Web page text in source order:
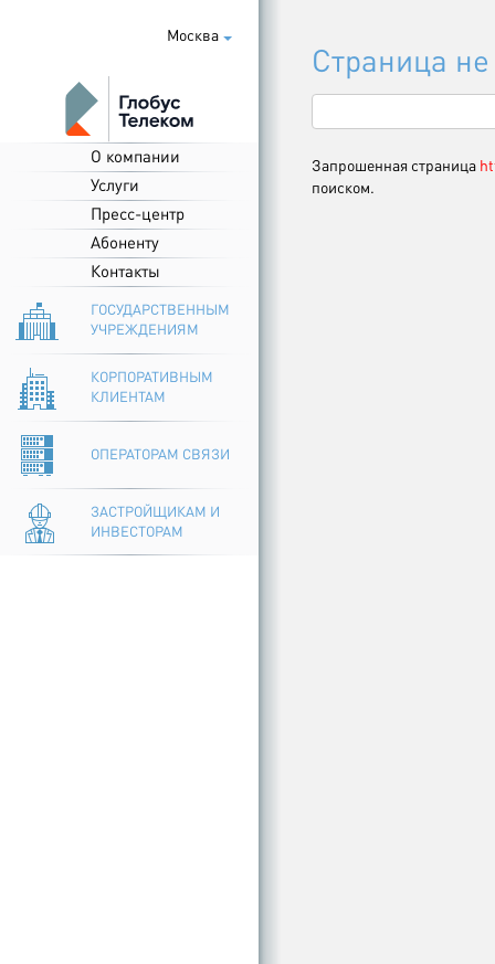
Страница
Запрошенная страница
поиском.
Москва
О компании
Услуги
Пресс-центр
Абоненту
Контакты
ГОСУДАРСТВЕННЫМ
УЧРЕЖДЕНИЯМ
КОРПОРАТИВНЫМ
КЛИЕНТАМ
ОПЕРАТОРАМ СВЯЗИ
ЗАСТРОЙЩИКАМ И
ИНВЕСТОРАМ